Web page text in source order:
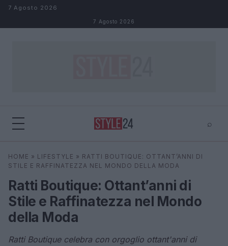
Salta al contenuto
7 Agosto 2026
7 Agosto 2026
⌕
Cerca ⌕
HOME » LIFESTYLE » RATTI BOUTIQUE: OTTANT’ANNI DI
STILE E RAFFINATEZZA NEL MONDO DELLA MODA
Ratti Boutique: Ottant’anni di
Stile e Raffinatezza nel Mondo
della Moda
Ratti Boutique celebra con orgoglio ottant'anni di